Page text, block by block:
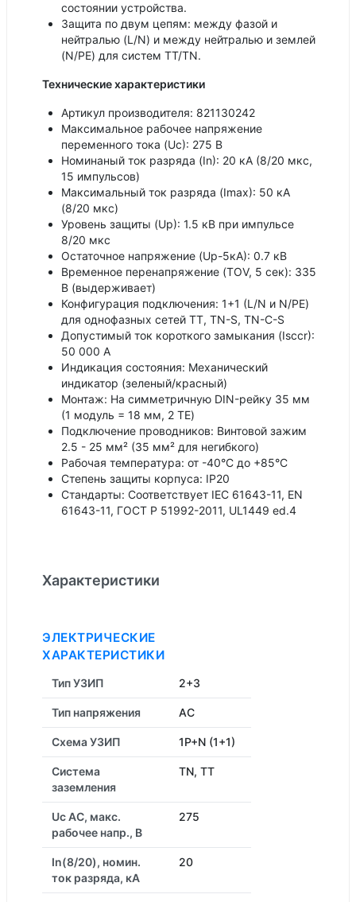
состоянии устройства.
Защита по двум цепям: между фазой и
нейтралью (L/N) и между нейтралью и землей
(N/PE) для систем TT/TN.
Технические характеристики
Артикул производителя: 821130242
Максимальное рабочее напряжение
переменного тока (Uc): 275 В
Номинаный ток разряда (In): 20 кА (8/20 мкс,
15 импульсов)
Максимальный ток разряда (Imax): 50 кА
(8/20 мкс)
Уровень защиты (Up): 1.5 кВ при импульсе
8/20 мкс
Остаточное напряжение (Up-5кА): 0.7 кВ
Временное перенапряжение (TOV, 5 сек): 335
В (выдерживает)
Конфигурация подключения: 1+1 (L/N и N/PE)
для однофазных сетей TT, TN-S, TN-C-S
Допустимый ток короткого замыкания (Isccr):
50 000 A
Индикация состояния: Механический
индикатор (зеленый/красный)
Монтаж: На симметричную DIN-рейку 35 мм
(1 модуль = 18 мм, 2 TE)
Подключение проводников: Винтовой зажим
2.5 - 25 мм² (35 мм² для негибкого)
Рабочая температура: от -40°C до +85°C
Степень защиты корпуса: IP20
Стандарты: Соответствует IEC 61643-11, EN
61643-11, ГОСТ Р 51992-2011, UL1449 ed.4
Характеристики
ЭЛЕКТРИЧЕСКИЕ
ХАРАКТЕРИСТИКИ
Тип УЗИП 2+3
Тип напряжения AC
Схема УЗИП 1P+N (1+1)
Система
заземления
TN, TT
Uc AC, макс.
рабочее напр., В
275
In(8/20), номин.
ток разряда, кА
20